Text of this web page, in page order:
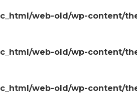
web-old/wp-content/
web-old/wp-content/
web-old/wp-content/